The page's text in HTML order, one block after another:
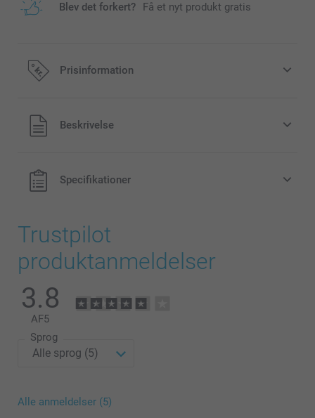
Blev det forkert? Få et nyt produkt gratis
Prisinformation
Alle priser inklusive moms og uden
forsendelsesomkostninger
Beskrivelse
Specifikationer
Trustpilot
produktanmeldelser
3.8
AF5
Sprog
Alle anmeldelser (5)